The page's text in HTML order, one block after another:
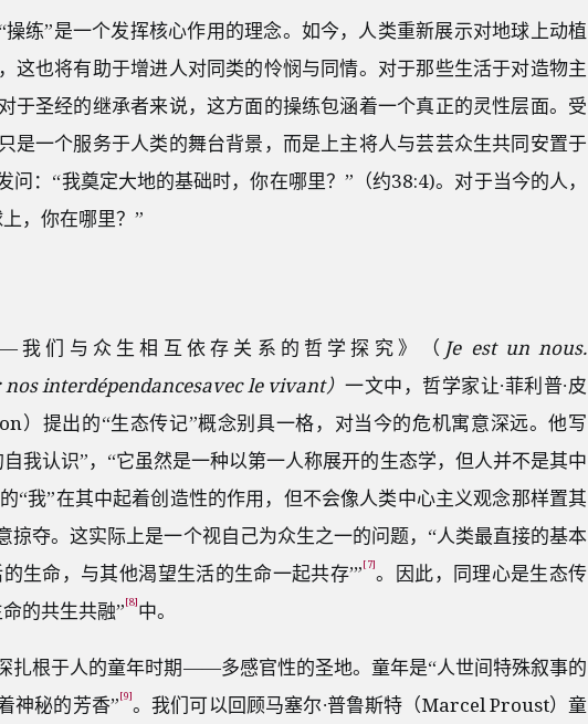
练”是一个发挥核心作用的理念。如今，人类重新展示对地球上动植
这也将有助于增进人对同类的怜悯与同情。对于那些生活于对造物主
于圣经的继承者来说，这方面的操练包涵着一个真正的灵性层面。受
是一个服务于人类的舞台背景，而是上主将人与芸芸众生共同安置于
问：“我奠定大地的基础时，你在哪里？”（约38:4)。对于当今的人，
，你在哪里？”
们与众生相互依存关系的哲学探究》（ Je est un nous.
interdépendancesavec le vivant）一文中，哲学家让∙菲利普∙皮
）提出的“生态传记”概念别具一格，对当今的危机寓意深远。他写
我认识”，“它虽然是一种以第一人称展开的生态学，但人并不是其中
“我”在其中起着创造性的作用，但不会像人类中心主义观念那样置其
掠夺。这实际上是一个视自己为众生之一的问题，“人类最直接的基本
生命，与其他渴望生活的生命一起共存’”[7]。因此，同理心是生态传
的共生共融”[8]中。
扎根于人的童年时期——多感官性的圣地。童年是“人世间特殊叙事的
神秘的芳香”[9]。我们可以回顾马塞尔∙普鲁斯特（Marcel Proust）童